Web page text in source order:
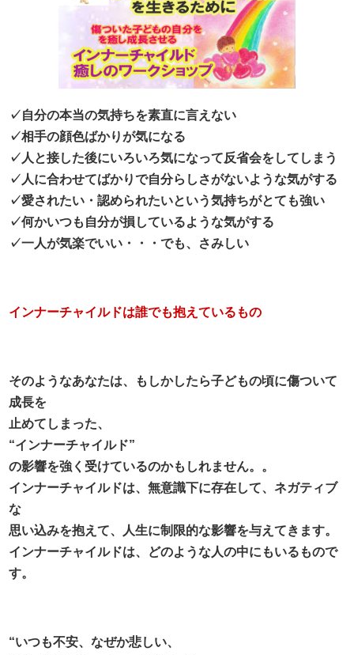
✓自分の本当の気持ちを素直に言えない
✓相手の顔色ばかりが気になる
✓人と接した後にいろいろ気になって反省会をしてしまう
✓人に合わせてばかりで自分らしさがないような気がする
✓愛されたい・認められたいという気持ちがとても強い
✓何かいつも自分が損しているような気がする
✓一人が気楽でいい・・・でも、さみしい
インナーチャイルドは誰でも抱えているもの
そのようなあなたは、もしかしたら子どもの頃に傷ついて
成長を
止めてしまった、
“インナーチャイルド”
の影響を強く受けているのかもしれません。。
インナーチャイルドは、無意識下に存在して、ネガティブ
な
思い込みを抱えて、人生に制限的な影響を与えてきます。
インナーチャイルドは、どのような人の中にもいるもので
す。
“いつも不安、なぜか悲しい、